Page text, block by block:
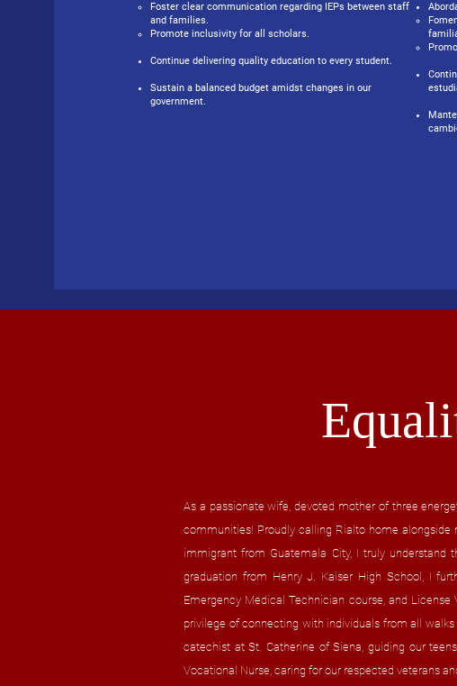
Foster clear communication regarding IEPs between staff
and families.
Promote inclusivity for all scholars.
Continue delivering quality education to every student.
Sustain a balanced budget amidst changes in our
government.
As a passionate wife, devoted mother of three
communities! Proudly calling Rialto home
immigrant from Guatemala City, I truly
graduation from Henry J. Kaiser High School, I
Emergency Medical Technician course, and License
privilege of connecting with individuals from all
catechist at St. Catherine of Siena, guiding our
Vocational Nurse, caring for our respected veterans